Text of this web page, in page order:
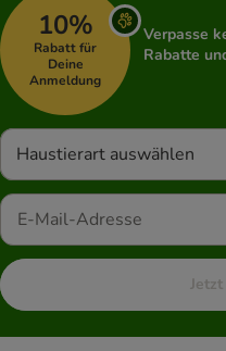
10%
Rabatt für
Deine
Anmeldung
Verpasse
Rabatte
Haustierart auswählen